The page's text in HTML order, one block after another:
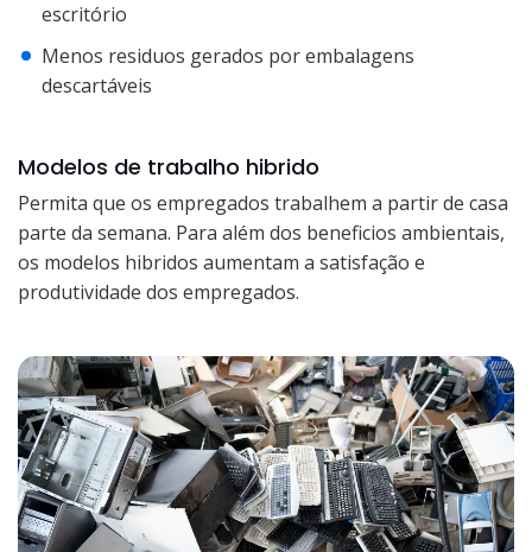
escritório
Menos residuos gerados por embalagens
descartáveis
Modelos de trabalho hibrido
Permita que os empregados trabalhem a partir de casa
parte da semana. Para além dos beneficios ambientais,
os modelos hibridos aumentam a satisfação e
produtividade dos empregados.